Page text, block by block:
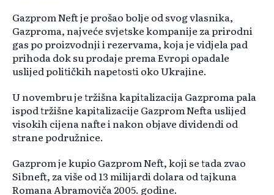
Gazprom Neft je prošao bolje od svog vlasnika,
Gazproma, najveće svjetske kompanije za prirodni
gas po proizvodnji i rezervama, koja je vidjela pad
prihoda dok su prodaje prema Evropi opadale
uslijed političkih napetosti oko Ukrajine.
U novembru je tržišna kapitalizacija Gazproma pala
ispod tržišne kapitalizacije Gazprom Nefta uslijed
visokih cijena nafte i nakon objave dividendi od
strane podružnice.
Gazprom je kupio Gazprom Neft, koji se tada zvao
Sibneft, za više od 13 milijardi dolara od tajkuna
Romana Abramoviča 2005. godine.